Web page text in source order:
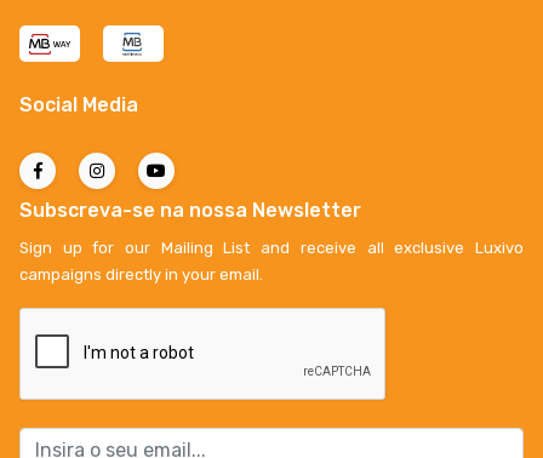
Social Media
Subscreva-se na nossa Newsletter
Sign up for our Mailing List and receive all exclusive Luxivo
campaigns directly in your email.